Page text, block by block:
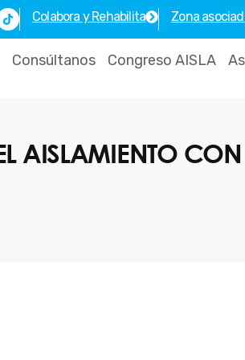
T
i
k
o
Colabora y Rehabilita Zona
Consúltanos Congreso AISLA
AISLAMIENTO CON